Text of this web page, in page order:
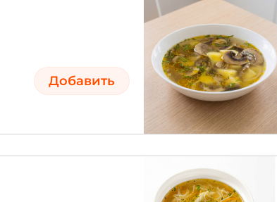
Добавить